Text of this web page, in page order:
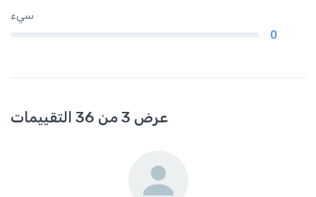
سيء
0
عرض 3 من 36 التقييمات